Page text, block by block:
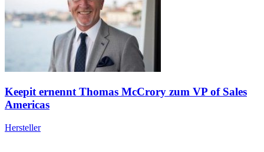
Keepit ernennt Thomas McCrory zum VP of Sales
Americas
Hersteller